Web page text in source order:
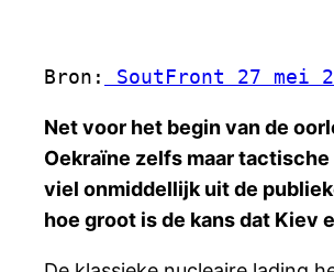
Bron: SoutFront 27 mei
Net voor het begin van de
Oekraïne zelfs maar
viel onmiddellijk uit de
hoe groot is de kans dat Kiev